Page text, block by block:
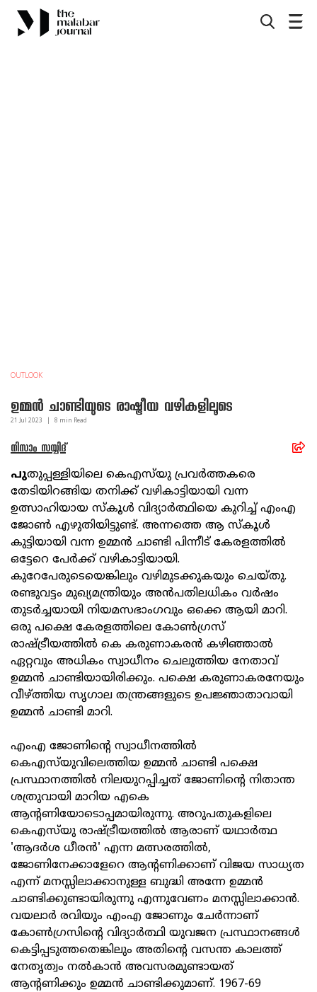
OUTLOOK
ഉമ്മന്‍ ചാണ്ടിയുടെ രാഷ്ട്രീയ വഴികളിലൂടെ
21 Jul 2023 8 min Read
നിസാം സയ്യിദ്
പുതുപ്പള്ളിയിലെ കെഎസ്‌യു പ്രവര്‍ത്തകരെ
തേടിയിറങ്ങിയ തനിക്ക് വഴികാട്ടിയായി വന്ന
ഉത്സാഹിയായ സ്‌കൂള്‍ വിദ്യാര്‍ത്ഥിയെ കുറിച്ച് എംഎ
ജോണ്‍ എഴുതിയിട്ടുണ്ട്. അന്നത്തെ ആ സ്‌കൂള്‍
കുട്ടിയായി വന്ന ഉമ്മന്‍ ചാണ്ടി പിന്നീട് കേരളത്തില്‍
ഒട്ടേറെ പേര്‍ക്ക് വഴികാട്ടിയായി.
കുറേപേരുടെയെങ്കിലും വഴിമുടക്കുകയും ചെയ്തു.
രണ്ടുവട്ടം മുഖ്യമന്ത്രിയും അന്‍പതിലധികം വര്‍ഷം
തുടര്‍ച്ചയായി നിയമസഭാംഗവും ഒക്കെ ആയി മാറി.
ഒരു പക്ഷെ കേരളത്തിലെ കോണ്‍ഗ്രസ്
രാഷ്ട്രീയത്തില്‍ കെ കരുണാകരന്‍ കഴിഞ്ഞാല്‍
ഏറ്റവും അധികം സ്വാധീനം ചെലുത്തിയ നേതാവ്
ഉമ്മന്‍ ചാണ്ടിയായിരിക്കും. പക്ഷെ കരുണാകരനേയും
വീഴ്ത്തിയ സൃഗാല തന്ത്രങ്ങളുടെ ഉപജ്ഞാതാവായി
ഉമ്മന്‍ ചാണ്ടി മാറി.
എംഎ ജോണിന്റെ സ്വാധീനത്തില്‍
കെഎസ്‌യുവിലെത്തിയ ഉമ്മന്‍ ചാണ്ടി പക്ഷെ
പ്രസ്ഥാനത്തില്‍ നിലയുറപ്പിച്ചത് ജോണിന്റെ നിതാന്ത
ശത്രുവായി മാറിയ എകെ
ആന്റണിയോടൊപ്പമായിരുന്നു. അറുപതുകളിലെ
കെഎസ്‌യു രാഷ്ട്രീയത്തില്‍ ആരാണ് യഥാര്‍ത്ഥ
'ആദര്‍ശ ധീരന്‍' എന്ന മത്സരത്തില്‍,
ജോണിനേക്കാളേറെ ആന്റണിക്കാണ് വിജയ സാധ്യത
എന്ന് മനസ്സിലാക്കാനുള്ള ബുദ്ധി അന്നേ ഉമ്മന്‍
ചാണ്ടിക്കുണ്ടായിരുന്നു എന്നുവേണം മനസ്സിലാക്കാന്‍.
വയലാര്‍ രവിയും എംഎ ജോണും ചേര്‍ന്നാണ്
കോണ്‍ഗ്രസിന്റെ വിദ്യാര്‍ത്ഥി യുവജന പ്രസ്ഥാനങ്ങള്‍
കെട്ടിപ്പടുത്തതെങ്കിലും അതിന്റെ വസന്ത കാലത്ത്
നേതൃത്വം നല്‍കാന്‍ അവസരമുണ്ടായത്
ആന്റണിക്കും ഉമ്മന്‍ ചാണ്ടിക്കുമാണ്. 1967-69